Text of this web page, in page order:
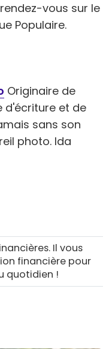
vous sur le
Populaire.
Originaire de
d'écriture et de
sans son
photo. Ida
Il vous
financière pour
quotidien !